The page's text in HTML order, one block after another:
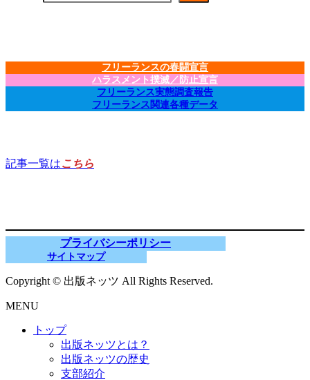
フリーランスの春闘宣言
ハラスメント撲滅／防止宣言
フリーランス実態調査報告
フリーランス関連各種データ
記事一覧はこちら
プライバシーポリシー
サイトマップ
Copyright © 出版ネッツ All Rights Reserved.
MENU
トップ
出版ネッツとは？
出版ネッツの歴史
支部紹介